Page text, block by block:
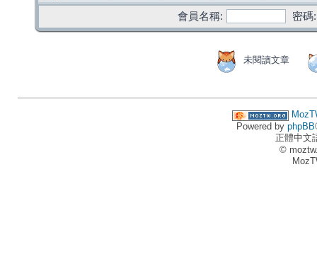
會員名稱:
密碼:
未閱讀文章
Powered by phpBB
正體中文
©